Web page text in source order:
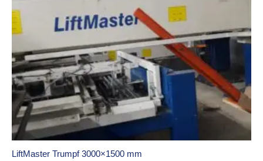
LiftMaster Trumpf 3000×1500 mm